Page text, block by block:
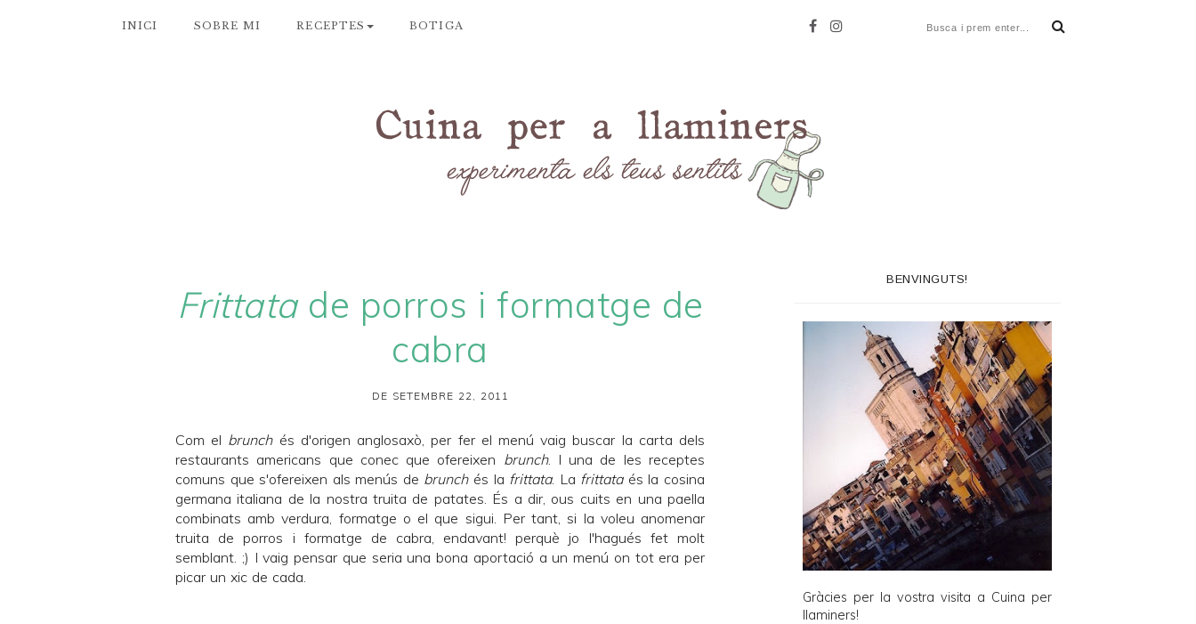
INICI SOBRE MI RECEPTES BOTIGA
Frittatade porros i formatge de
cabra
DE SETEMBRE 22, 2011
Com el brunchés d'origen anglosaxò, per fer el menú vaig buscar la carta dels
restaurants americans que conec que ofereixen brunch. I una de les receptes
comuns que s'ofereixen als menús de brunchés la frittata. La frittataés la cosina
germana italiana de la nostra truita de patates. És a dir, ous cuits en una paella
combinats amb verdura, formatge o el que sigui. Per tant, si la voleu anomenar
truita de porros i formatge de cabra, endavant! perquè jo l'hagués fet molt
semblant. ;) I vaig pensar que seria una bona aportació a un menú on tot era per
picar un xic de cada.
BENVINGUTS!
Gràcies per la vostra visita a Cuina per
llaminers!